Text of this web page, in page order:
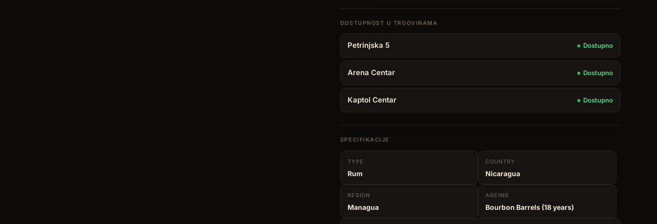
0,70
L
količina
Petrinjska 5 Dostupno
Arena Centar Dostupno
Kaptol Centar Dostupno
SPECIFIKACIJE
TYPE
Rum
COUNTRY
Nicaragua
REGION
Managua
AGEING
Bourbon Barrels (18 years)